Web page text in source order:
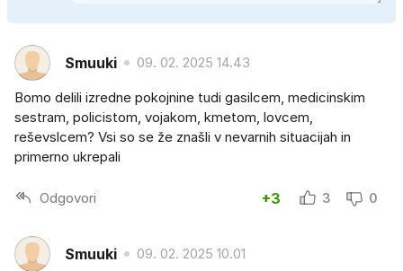
Smuuki 09. 02. 2025 14.43
Bomo delili izredne pokojnine tudi gasilcem, medicinskim
sestram, policistom, vojakom, kmetom, lovcem,
reševslcem? Vsi so se že znašli v nevarnih situacijah in
primerno ukrepali
Odgovori +3 3 0
Smuuki 09. 02. 2025 10.01